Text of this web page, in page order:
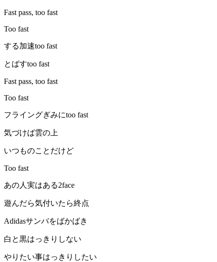
Fast pass, too fast
Too fast
する加速too fast
とばすtoo fast
Fast pass, too fast
Too fast
フライングぎみにtoo fast
気づけば雲の上
いつものことだけど
Too fast
あの人実はある2face
遊んだら気付いたら終点
Adidasサンバをばかばき
白と黒はっきりしない
やりたい事はっきりしたい